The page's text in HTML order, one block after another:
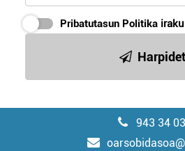
Pribatutasun Politika
943 34